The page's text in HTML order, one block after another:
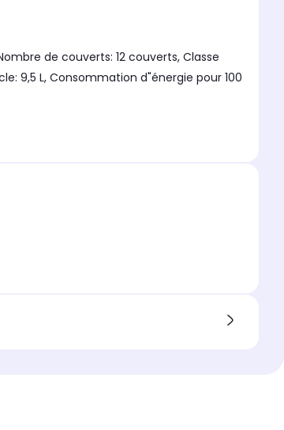
de couverts: 12 couverts, Classe
9,5 L, Consommation d"énergie pour 100